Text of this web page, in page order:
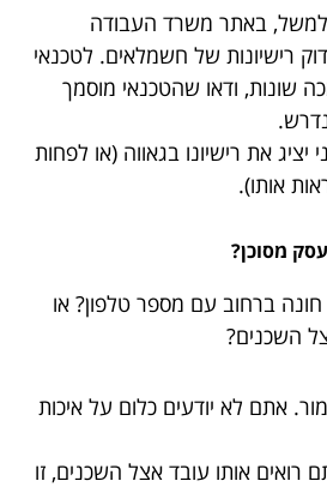
למשל, באתר משרד העבודה
רישיונות של חשמלאים. לטכנאי
שונות, ודאו שהטכנאי מוסמך
יציג את רישיונו בגאווה (או לפחות
אותו).
מסוכן?
ברחוב עם מספר טלפון? או
השכנים?
אתם לא יודעים כלום על איכות
רואים אותו עובד אצל השכנים, זו